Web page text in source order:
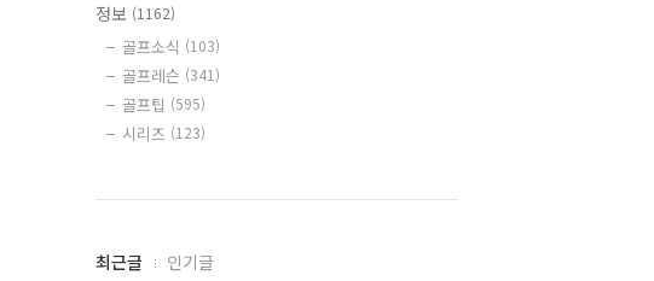
정보 (1162)
골프소식 (103)
골프레슨 (341)
골프팁 (595)
시리즈 (123)
최
최근글 인기글